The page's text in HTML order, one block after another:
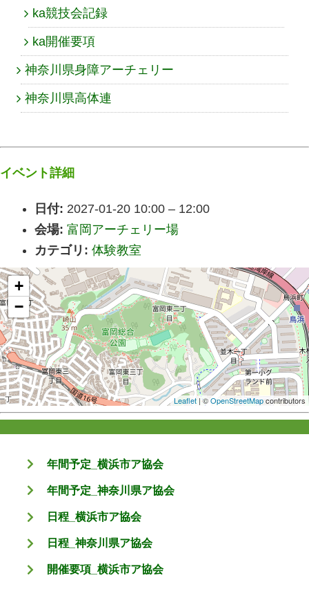
ka競技会記録
ka開催要項
神奈川県身障アーチェリー
神奈川県高体連
イベント詳細
日付: 2027-01-20 10:00 – 12:00
会場: 富岡アーチェリー場
カテゴリ: 体験教室
+
−
Leaflet | ©OpenStreetMapcontributors
年間予定_横浜市ア協会
年間予定_神奈川県ア協会
日程_横浜市ア協会
日程_神奈川県ア協会
開催要項_横浜市ア協会